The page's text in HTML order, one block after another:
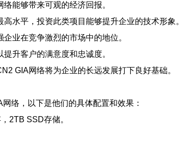
能够带来可观的经济回报。
水平，投资此类项目能够提升企业的技术形象。
业在竞争激烈的市场中的地位。
升客户的满意度和忠诚度。
GIA网络将为企业的长远发展打下良好基础。
络，以下是他们的具体配置和效果：
2TB SSD存储。